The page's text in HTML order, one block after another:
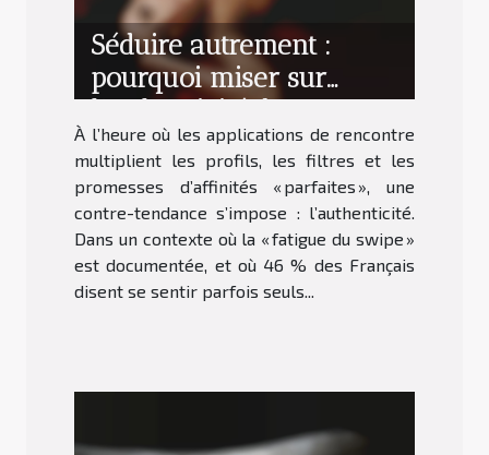
Séduire autrement :
pourquoi miser sur
l’authenticité dans ses
rencontres
À l’heure où les applications de rencontre
multiplient les profils, les filtres et les
promesses d’affinités « parfaites », une
contre-tendance s’impose : l’authenticité.
Dans un contexte où la « fatigue du swipe »
est documentée, et où 46 % des Français
disent se sentir parfois seuls...